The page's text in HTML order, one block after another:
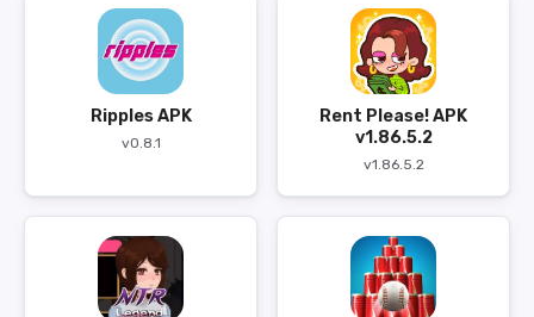
Ripples APK
v0.8.1
Rent Please! APK
v1.86.5.2
v1.86.5.2